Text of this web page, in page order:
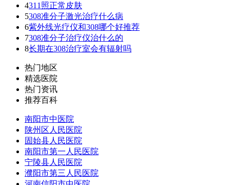
4311照正常皮肤
5308准分子激光治疗什么病
6紫外线光疗仪和308哪个好推荐
7308准分子治疗仪治什么的
8长期在308治疗室会有辐射吗
热门地区
精选医院
热门资讯
推荐百科
南阳市中医院
陕州区人民医院
固始县人民医院
南阳市第一人民医院
宁陵县人民医院
濮阳市第三人民医院